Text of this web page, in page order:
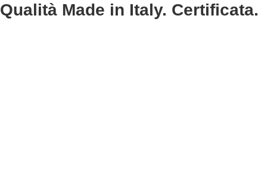
Qualità Made in Italy. Certificata.